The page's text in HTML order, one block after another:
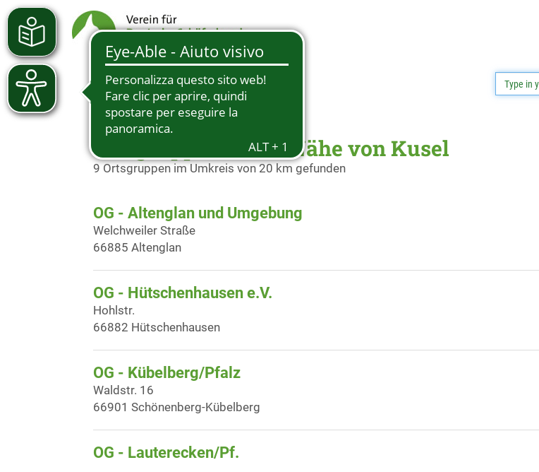
Ortsgruppen in der Nähe von Kusel
9 Ortsgruppen im Umkreis von 20 km gefunden
OG - Altenglan und Umgebung
Welchweiler Straße
66885 Altenglan
OG - Hütschenhausen e.V.
Hohlstr.
66882 Hütschenhausen
OG - Kübelberg/Pfalz
Waldstr. 16
66901 Schönenberg-Kübelberg
OG - Lauterecken/Pf.